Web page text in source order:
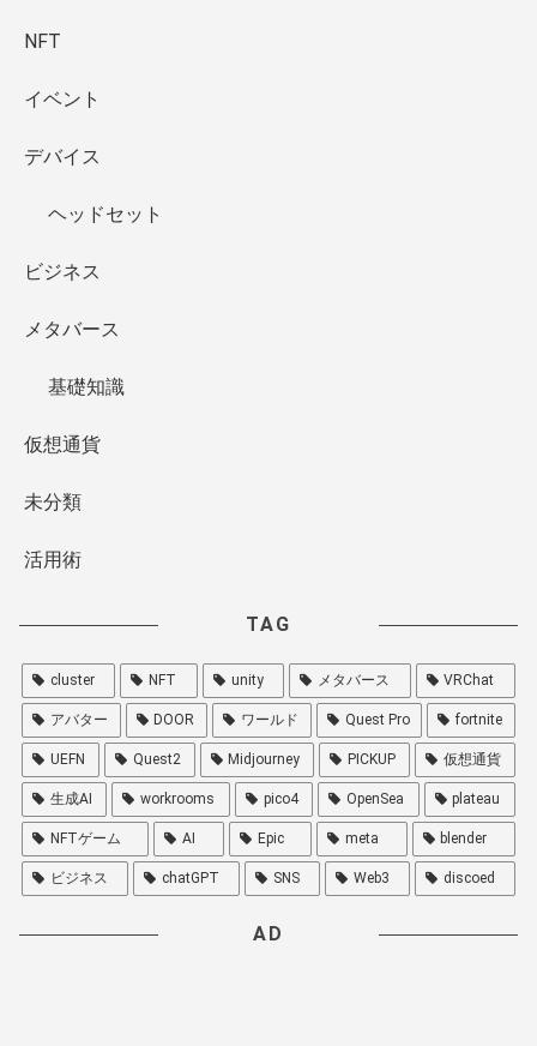
NFT
イベント
デバイス
ヘッドセット
ビジネス
メタバース
基礎知識
仮想通貨
未分類
活用術
TAG
cluster NFT unity メタバース VRChat
アバター DOOR ワールド Quest Pro fortnite
UEFN Quest2 Midjourney PICKUP 仮想通貨
生成AI workrooms pico4 OpenSea plateau
NFTゲーム AI Epic meta blender
ビジネス chatGPT SNS Web3 discoed
AD